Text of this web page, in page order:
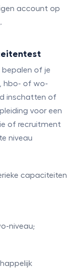
account op
.
of je
hbo- of wo-
inschatten of
voor een
of recruitment
niveau
capaciteiten
niveau;